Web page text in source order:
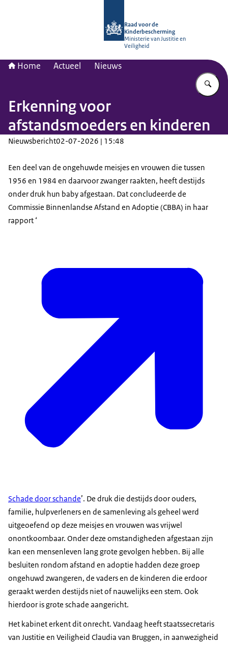
Raad voor de
Kinderbescherming
Ministerie van Justitie en
Veiligheid
Home Actueel Nieuws
Erkenning voor
afstandsmoeders en kinderen
Nieuwsbericht02-07-2026 | 15:48
Een deel van de ongehuwde meisjes en vrouwen die tussen
1956 en 1984 en daarvoor zwanger raakten, heeft destijds
onder druk hun baby afgestaan. Dat concludeerde de
Commissie Binnenlandse Afstand en Adoptie (CBBA) in haar
rapport ‘
Schade door schande’. De druk die destijds door ouders,
familie, hulpverleners en de samenleving als geheel werd
uitgeoefend op deze meisjes en vrouwen was vrijwel
onontkoombaar. Onder deze omstandigheden afgestaan zijn
kan een mensenleven lang grote gevolgen hebben. Bij alle
besluiten rondom afstand en adoptie hadden deze groep
ongehuwd zwangeren, de vaders en de kinderen die erdoor
geraakt werden destijds niet of nauwelijks een stem. Ook
hierdoor is grote schade aangericht.
Het kabinet erkent dit onrecht. Vandaag heeft staatssecretaris
van Justitie en Veiligheid Claudia van Bruggen, in aanwezigheid